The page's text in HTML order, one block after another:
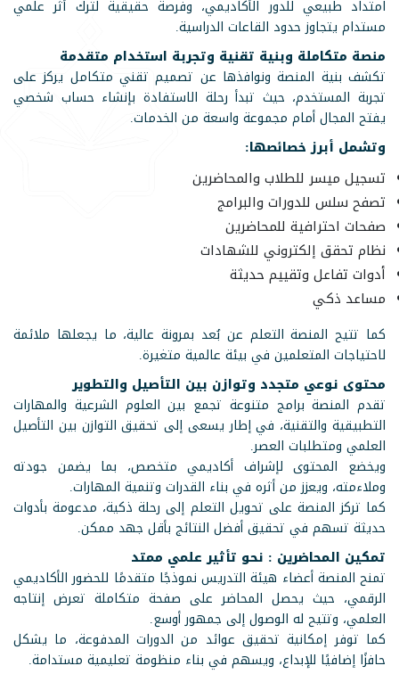
امتداد طبيعي للدور الأكاديمي، وفرصة حقيقية لترك أثر علمي
مستدام يتجاوز حدود القاعات الدراسية.
منصة متكاملة وبنية تقنية وتجربة استخدام متقدمة
تكشف بنية المنصة ونوافذها عن تصميم تقني متكامل يركز على
تجربة المستخدم، حيث تبدأ رحلة الاستفادة بإنشاء حساب شخصي
يفتح المجال أمام مجموعة واسعة من الخدمات.
وتشمل أبرز خصائصها:
تسجيل ميسر للطلاب والمحاضرين
تصفح سلس للدورات والبرامج
صفحات احترافية للمحاضرين
نظام تحقق إلكتروني للشهادات
أدوات تفاعل وتقييم حديثة
مساعد ذكي
كما تتيح المنصة التعلم عن بُعد بمرونة عالية، ما يجعلها ملائمة
لاحتياجات المتعلمين في بيئة عالمية متغيرة.
محتوى نوعي متجدد وتوازن بين التأصيل والتطوير
تقدم المنصة برامج متنوعة تجمع بين العلوم الشرعية والمهارات
التطبيقية والتقنية، في إطار يسعى إلى تحقيق التوازن بين التأصيل
العلمي ومتطلبات العصر.
ويخضع المحتوى لإشراف أكاديمي متخصص، بما يضمن جودته
وملاءمته، ويعزز من أثره في بناء القدرات وتنمية المهارات.
كما تركز المنصة على تحويل التعلم إلى رحلة ذكية، مدعومة بأدوات
حديثة تسهم في تحقيق أفضل النتائج بأقل جهد ممكن.
تمكين المحاضرين : نحو تأثير علمي ممتد
تمنح المنصة أعضاء هيئة التدريس نموذجًا متقدمًا للحضور الأكاديمي
الرقمي، حيث يحصل المحاضر على صفحة متكاملة تعرض إنتاجه
العلمي، وتتيح له الوصول إلى جمهور أوسع.
كما توفر إمكانية تحقيق عوائد من الدورات المدفوعة، ما يشكل
حافزًا إضافيًا للإبداع، ويسهم في بناء منظومة تعليمية مستدامة.